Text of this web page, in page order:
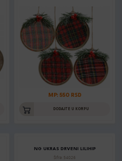
MP: 550 RSD
DODAJTE U KORPU
NG UKRAS DRVENI LILIHIP
Šifra: 54026